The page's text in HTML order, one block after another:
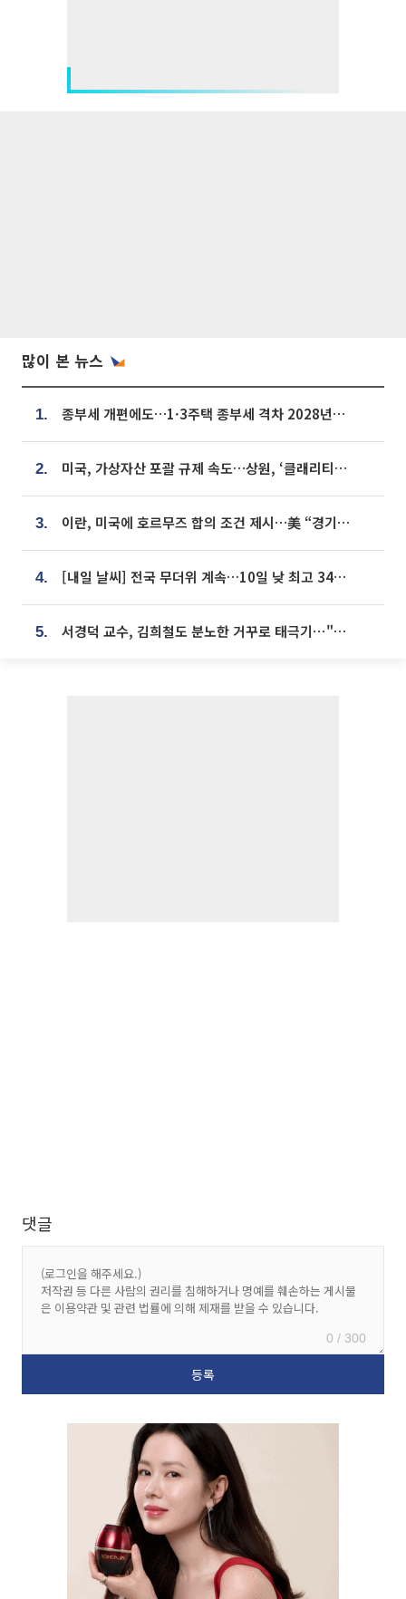
많이 본 뉴스
1. 종부세 개편에도…1·3주택 종부세 격차 2028년부터 확대
2. 미국, 가상자산 포괄 규제 속도…상원, ‘클래리티법’ 9월 절차투표 추진
3. 이란, 미국에 호르무즈 합의 조건 제시…美 “경기 아직 안 끝나” [종합]
4. [내일 날씨] 전국 무더위 계속…10일 낮 최고 34도 육박
5. 서경덕 교수, 김희철도 분노한 거꾸로 태극기⋯"엉터리는 아냐, 아쉬울 뿐"
댓글
0 / 300